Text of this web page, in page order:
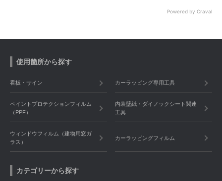
Powered by Craval
使用箇所から探す
看板・サイン カーラッピング専用工具
ペイントプロテクションフィルム
（PPF）
内装壁紙・ダイノックシート関連
工具
ウィンドウフィルム（建物用窓ガ
ラス）
カーラッピングフィルム
カテゴリーから探す